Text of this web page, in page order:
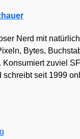
Nerd mit
Bytes,
Konsumiert zuviel
schreibt seit 1999